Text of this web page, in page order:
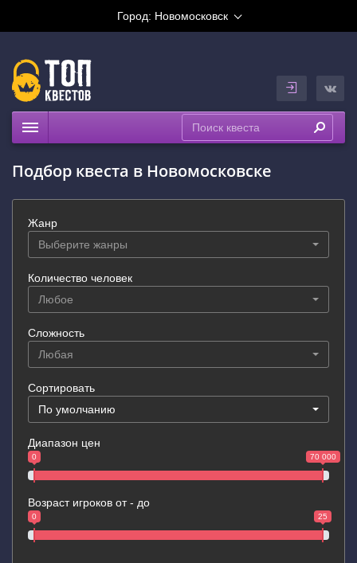
Город: Новомосковск
Рейтинги
На карте
Подбор квеста в Новомосковске
Жанр
Выберите жанры
Количество человек
Любое
Сложность
Любая
Сортировать
По умолчанию
Диапазон цен
0 70 000
Возраст игроков от - до
0 25